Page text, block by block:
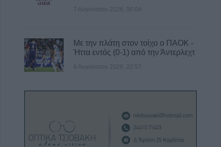
7 Αυγούστου 2026, 00:04
Με την πλάτη στον τοίχο ο ΠΑΟΚ -
Ήττα εντός (0-1) από την Άντερλεχτ
6 Αυγούστου 2026, 22:57